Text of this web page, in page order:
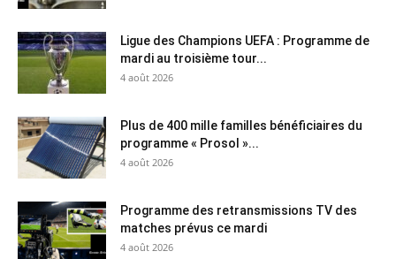
Ligue des Champions UEFA : Programme de
mardi au troisième tour...
4 août 2026
Plus de 400 mille familles bénéficiaires du
programme « Prosol »...
4 août 2026
Programme des retransmissions TV des
matches prévus ce mardi
4 août 2026